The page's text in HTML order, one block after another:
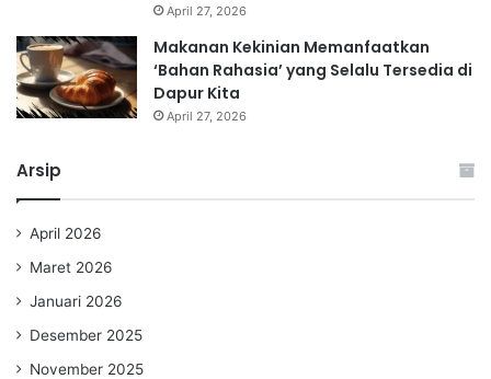
April 27, 2026
Makanan Kekinian Memanfaatkan
‘Bahan Rahasia’ yang Selalu Tersedia di
Dapur Kita
April 27, 2026
Arsip
April 2026
Maret 2026
Januari 2026
Desember 2025
November 2025